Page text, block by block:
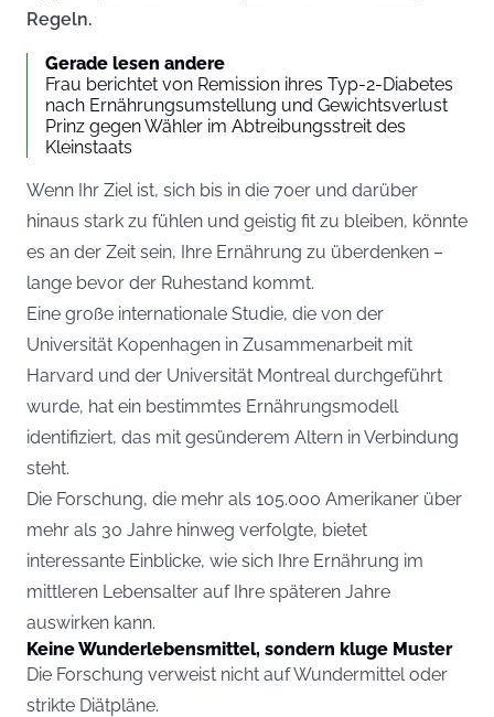
Regeln.
Gerade lesen andere
Frau berichtet von Remission ihres Typ-2-Diabetes
nach Ernährungsumstellung und Gewichtsverlust
Prinz gegen Wähler im Abtreibungsstreit des
Kleinstaats
Wenn Ihr Ziel ist, sich bis in die 70er und darüber
hinaus stark zu fühlen und geistig fit zu bleiben, könnte
es an der Zeit sein, Ihre Ernährung zu überdenken –
lange bevor der Ruhestand kommt.
Eine große internationale Studie, die von der
Universität Kopenhagen in Zusammenarbeit mit
Harvard und der Universität Montreal durchgeführt
wurde, hat ein bestimmtes Ernährungsmodell
identifiziert, das mit gesünderem Altern in Verbindung
steht.
Die Forschung, die mehr als 105.000 Amerikaner über
mehr als 30 Jahre hinweg verfolgte, bietet
interessante Einblicke, wie sich Ihre Ernährung im
mittleren Lebensalter auf Ihre späteren Jahre
auswirken kann.
Keine Wunderlebensmittel, sondern kluge Muster
Die Forschung verweist nicht auf Wundermittel oder
strikte Diätpläne.